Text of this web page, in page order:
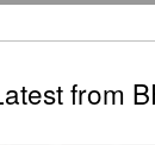
from